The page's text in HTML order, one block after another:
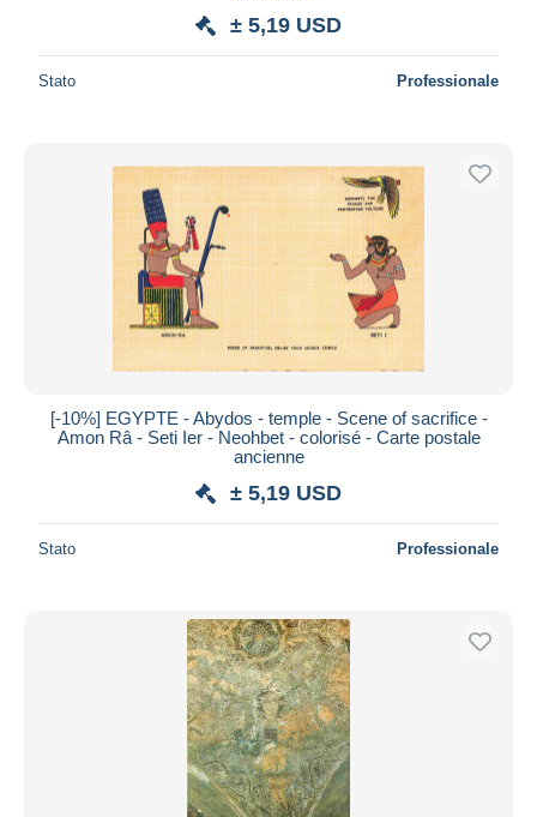
± 5,19 USD
Stato Professionale
[-10%] EGYPTE - Abydos - temple - Scene of sacrifice -
Amon Râ - Seti Ier - Neohbet - colorisé - Carte postale
ancienne
± 5,19 USD
Stato Professionale